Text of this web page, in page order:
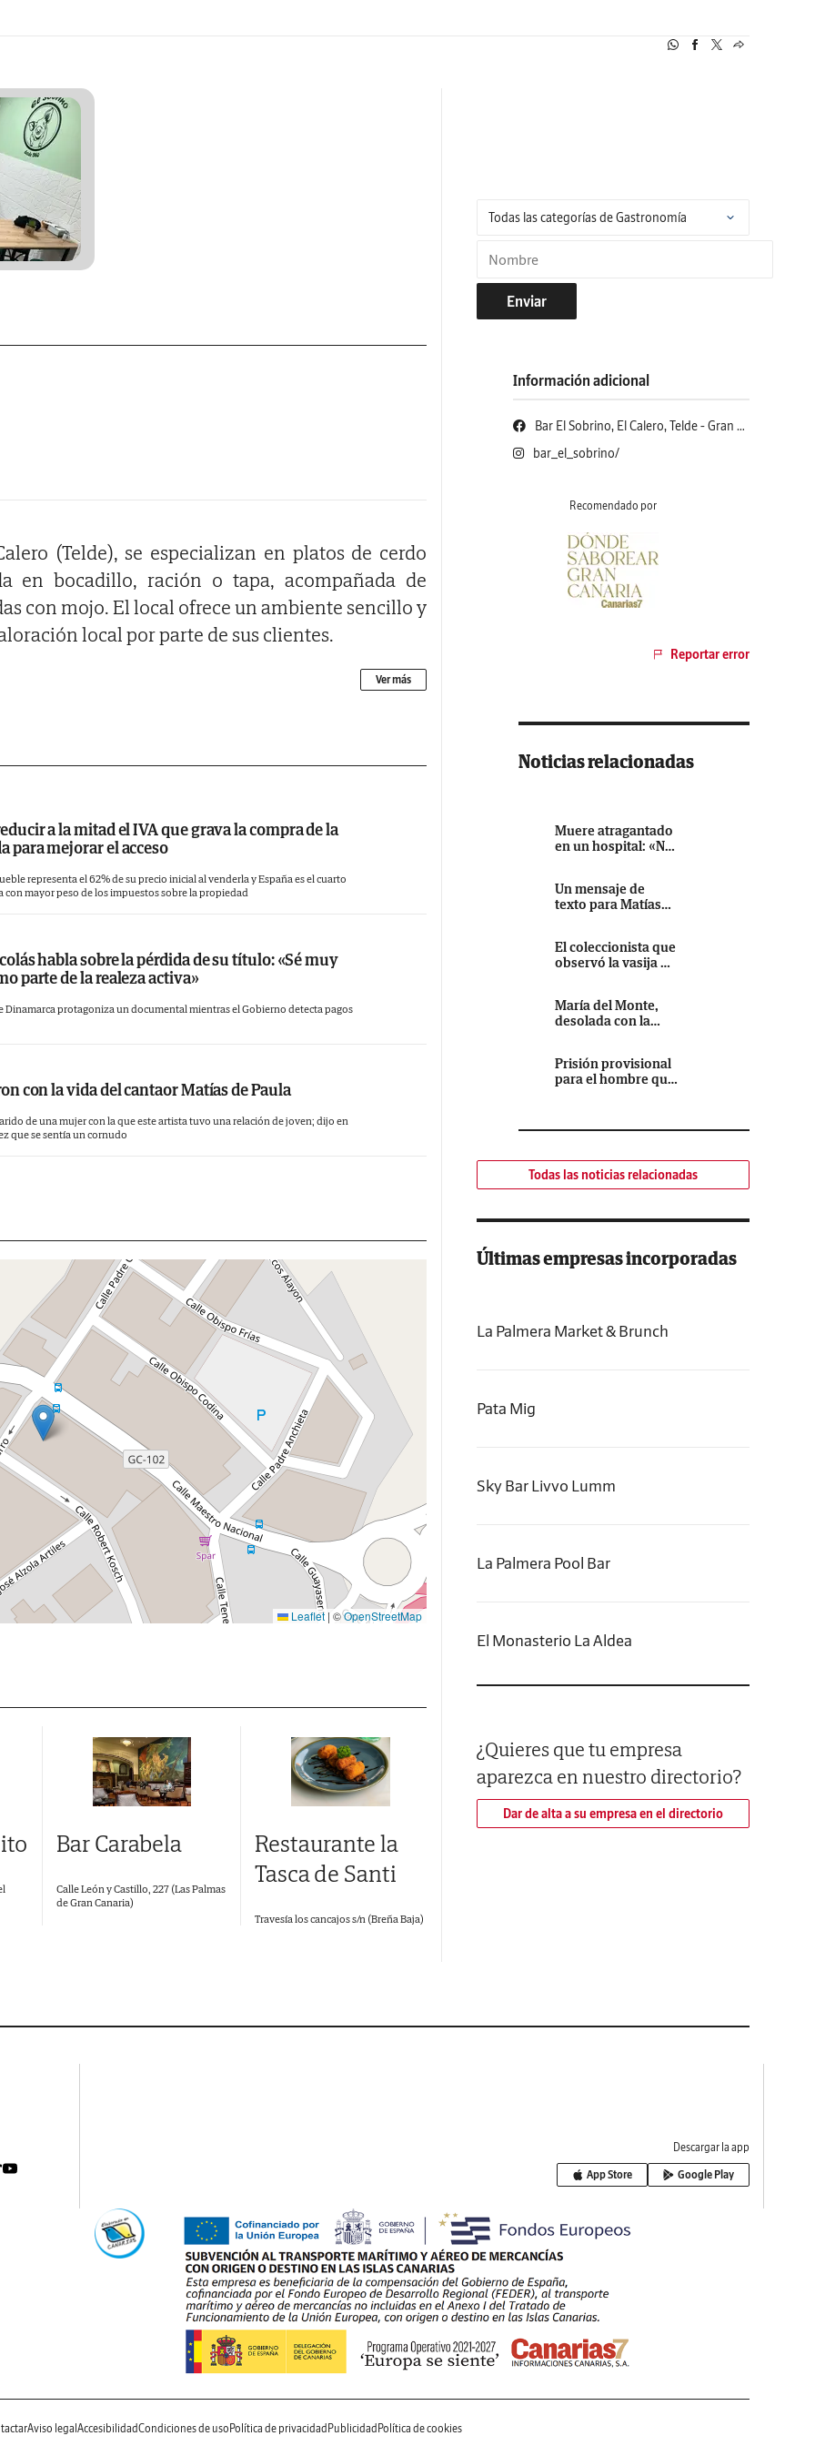
(Telde), se especializan en platos de cerdo
en bocadillo, ración o tapa, acompañada de
con mojo. El local ofrece un ambiente sencillo y
local por parte de sus clientes.
Ver más
a la mitad el IVA que grava la compra de la
para mejorar el acceso
representa el 62% de su precio inicial al venderla y España es el cuarto
con mayor peso de los impuestos sobre la propiedad
habla sobre la pérdida de su título: «Sé muy
parte de la realeza activa»
Dinamarca protagoniza un documental mientras el Gobierno detecta pagos
con la vida del cantaor Matías de Paula
de una mujer con la que este artista tuvo una relación de joven; dijo en
que se sentía un cornudo
Leaflet | ©OpenStreetMap
Bar Carabela
Calle León y Castillo, 227 (Las Palmas
de Gran Canaria)
Restaurante la
Tasca de Santi
Travesía los cancajos s/n (Breña Baja)
Enviar
Información adicional
Bar El Sobrino, El Calero, Telde - Gran Canaria
bar_el_sobrino/
Recomendado por
Reportar error
Noticias relacionadas
Muere atragantado
en un hospital: «No
pasar»
Un mensaje de
texto para Matías
ten cuidado»
El coleccionista que
observó la vasija de
un escaparate
durante 25 años
María del Monte,
desolada con la
sobrino
Prisión provisional
para el hombre que
Todas las noticias relacionadas
Últimas empresas incorporadas
La Palmera Market & Brunch
Pata Mig
Sky Bar Livvo Lumm
La Palmera Pool Bar
El Monasterio La Aldea
¿Quieres que tu empresa
aparezca en nuestro directorio?
Dar de alta a su empresa en el directorio
Descargar la app
App Store Google Play
Aviso legal AccesibilidadCondiciones de uso Política de privacidad Publicidad Política de cookies